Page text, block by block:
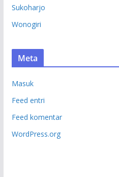
Sukoharjo
Wonogiri
Meta
Masuk
Feed entri
Feed komentar
WordPress.org